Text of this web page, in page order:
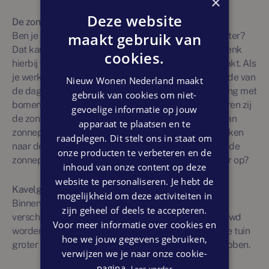
De zon
Ben je een zonaanbidder of bevalt de schaduw je beter?
Dat kan van invloed zijn op de kavel die je kiest. Bedenk
hierbij wanneer je het meest van de tuin gebruik maakt. Als
je werkt, vind je het misschien prettig om aan het einde van
de dag de zon in de tuin te hebben. Houd ook rekening met
bomen die in de buurt van de kavel staan; belemmeren zij
de zon? Als je (in de toekomst) gebruik wilt maken van
zonnepanelen op het dak, is het van belang om te kijken
naar de stand van de zon. Hoeveel licht schijnt er op de
zonnepanelen en hoeveel energie levert dit ongeveer op?
Kavelgrootte
Binnen een nieuwbouwproject kunnen de kavels
verschillen van grootte. De woningen die erop gebouwd
worden zijn soms groter, maar het kan ook zijn dat de tuin
groter is. Bepaal voor jezelf hoeveel ruimte je wilt hebben.
Deze website
maakt gebruik van
cookies.
Nieuw Wonen Nederland maakt
gebruik van cookies om niet-
gevoelige informatie op jouw
apparaat te plaatsen en te
raadplegen. Dit stelt ons in staat om
onze producten te verbeteren en de
inhoud van onze content op deze
website te personaliseren. Je hebt de
mogelijkheid om deze activiteiten in
zijn geheel of deels te accepteren.
Voor meer informatie over cookies en
hoe we jouw gegevens gebruiken,
verwijzen we je naar onze cookie-